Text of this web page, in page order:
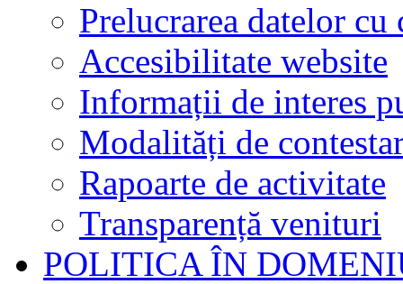
Prelucrarea datelor cu
Accesibilitate website
Informații de interes
Modalități de
Rapoarte de activitate
Transparență venituri
POLITICA ÎN